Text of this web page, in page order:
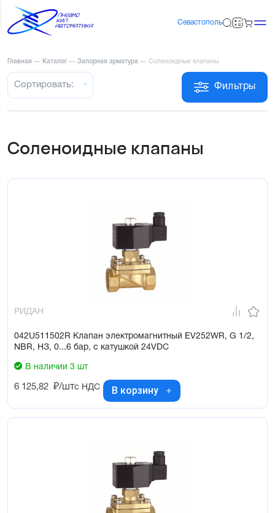
Севастополь
Главная — Каталог — Запорная арматура — Соленоидные клапаны
Фильтры
Сортировать:
Соленоидные клапаны
РИДАН
042U511502R Клапан электромагнитный EV252WR, G 1/2,
NBR, НЗ, 0...6 бар, с катушкой 24VDC
В наличии 3 шт
6 125,82 ₽/штс НДС В корзину